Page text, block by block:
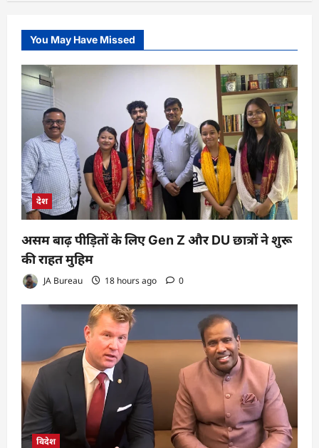
You May Have Missed
देश
असम बाढ़ पीड़ितों के लिए Gen Z और DU छात्रों ने शुरू
की राहत मुहिम
JA Bureau 18 hours ago 0
विदेश